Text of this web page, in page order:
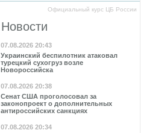
Официальный курс ЦБ России
Новости
07.08.2026 20:43
Украинский беспилотник атаковал
турецкий сухогруз возле
Новороссийска
07.08.2026 20:38
Сенат США проголосовал за
законопроект о дополнительных
антироссийских санкциях
07.08.2026 20:34